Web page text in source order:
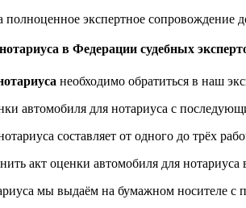
экспертное сопровождение
в Федерации судебных
необходимо обратиться в наш
автомобиля для нотариуса с
составляет от одного до трёх
акт оценки автомобиля для нотариуса
мы выдаём на бумажном носителе с